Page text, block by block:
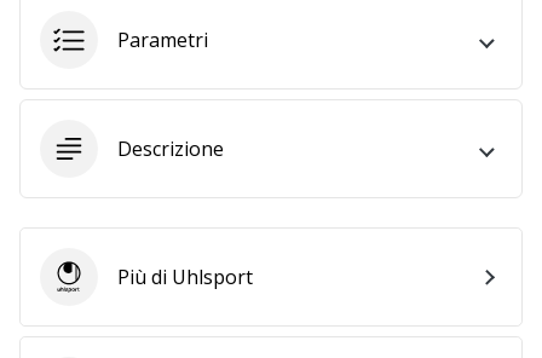
profitto.
al…
Mostra
Parametri
Descrizione
UhlsportPiù di Uhlsport